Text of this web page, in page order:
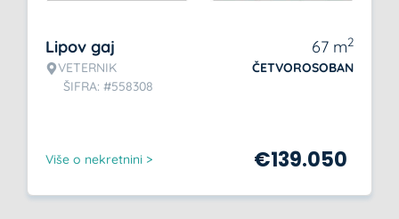
Lipov gaj
VETERNIK
ŠIFRA: #558308
67 m2
ČETVOROSOBAN
Više o nekretnini > €139.050